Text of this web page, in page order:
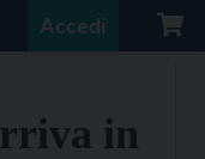
Accedi
in